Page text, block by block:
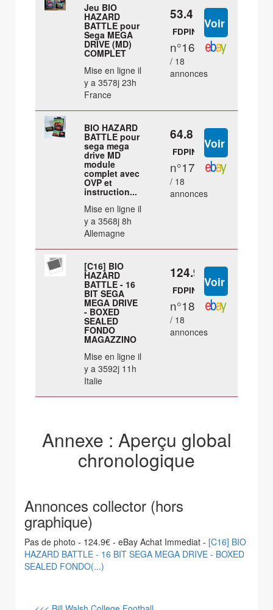
Jeu BIO
HAZARD
BATTLE pour
Sega MEGA
DRIVE (MD)
COMPLET
Mise en ligne il
y a 3578j 23h
France
53.4 €
FDPIN
n°16
/ 18
annonces
BIO HAZARD
BATTLE pour
sega mega
drive MD
module
complet avec
OVP et
instruction...
Mise en ligne il
y a 3568j 8h
Allemagne
64.8 €
FDPIN
n°17
/ 18
annonces
[C16] BIO
HAZARD
BATTLE - 16
BIT SEGA
MEGA DRIVE
- BOXED
SEALED
FONDO
MAGAZZINO
Mise en ligne il
y a 3592j 11h
Italie
124.9 €
FDPIN
n°18
/ 18
annonces
Annexe : Aperçu global
chronologique
Annonces collector (hors
graphique)
Pas de photo - 124.9€ - eBay Achat Immediat - [C16] BIO
HAZARD BATTLE - 16 BIT SEGA MEGA DRIVE - BOXED
SEALED FONDO(...)